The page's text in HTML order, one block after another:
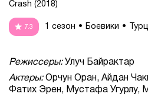
Crash (2018)
7.3 1 сезон Боевики
Режиссеры:Улуч Байрактар
Актеры:Орчун Оран, Айдан
Фатих Эрен, Мустафа Угурлу,